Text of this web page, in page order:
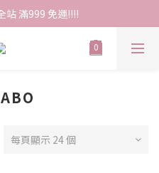
站 滿999 免運!!!!
每頁顯示 24 個